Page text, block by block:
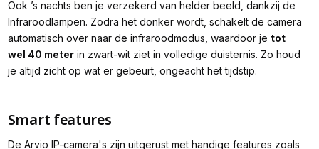
Ook ’s nachts ben je verzekerd van helder beeld, dankzij de
Infraroodlampen. Zodra het donker wordt, schakelt de camera
automatisch over naar de infraroodmodus, waardoor je tot
wel 40 meterin zwart-wit ziet in volledige duisternis. Zo houd
je altijd zicht op wat er gebeurt, ongeacht het tijdstip.
Smart features
De Arvio IP-camera's zijn uitgerust met handige features zoals